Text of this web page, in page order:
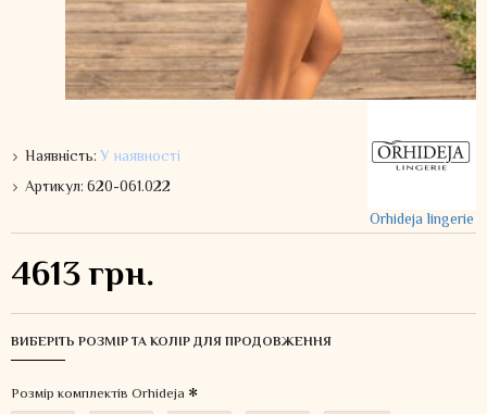
Наявність:У наявності
Артикул:620-061.022
Orhideja lingerie
4613 грн.
ВИБЕРІТЬ РОЗМІР ТА КОЛІР ДЛЯ ПРОДОВЖЕННЯ
Розмір комплектів Orhideja